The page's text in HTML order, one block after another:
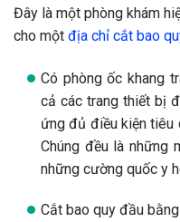
Đây là một phòng khám
cho một địa chỉ cắt bao
Có phòng ốc khang
cả các trang thiết bị
ứng đủ điều kiện tiêu
Chúng đều là
những cường quốc y
Cắt bao quy đầu